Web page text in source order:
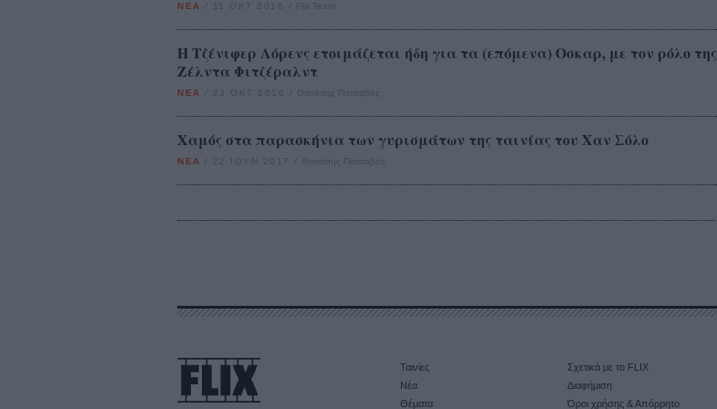
ΝΕΑ Flix Team
Η Τζένιφερ Λόρενς ετοιμάζεται ήδη για τα (επόμενα) Οσκαρ, με τον ρόλο της
Ζέλντα Φιτζέραλντ
ΝΕΑ Θανάσης Πατσαβός
Χαμός στα παρασκήνια των γυρισμάτων της ταινίας του Χαν Σόλο
ΝΕΑ 22 ΙΟΥΝ 2017 Θανάσης Πατσαβός
Ταινίες
Νέα
Θέματα
Σχετικά με το FLIX
Διαφήμιση
Όροι χρήσης & Απόρρητο